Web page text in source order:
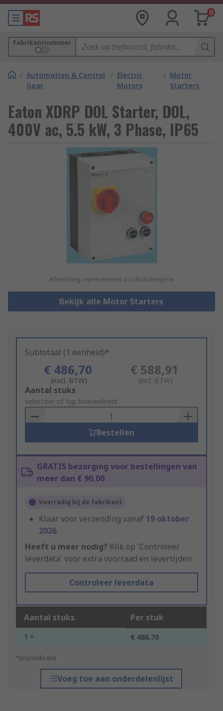
0
Fabrikantnummer
/ Automation & Control
Gear
/ Electric
Motors
/ Motor
Starters
Eaton XDRP DOL Starter, DOL,
400V ac, 5.5 kW, 3 Phase, IP65
Afbeelding representeert productcategorie
Bekijk alle Motor Starters
Subtotaal (1 eenheid)*
€ 486,70
(excl. BTW)
€ 588,91
(incl. BTW)
Add
to
Basket
Aantal stuks
selecteer of typ hoeveelheid
Bestellen
GRATIS bezorging voor bestellingen van
meer dan € 90,00
Voorradig bij de fabrikant
Klaar voor verzending vanaf 19 oktober
2026
Heeft u meer nodig? Klik op 'Controleer
leverdata' voor extra voorraad en levertijden.
Controleer leverdata
Aantal stuks Per stuk
1 + € 486,70
*prijsindicatie
Voeg toe aan onderdelenlijst